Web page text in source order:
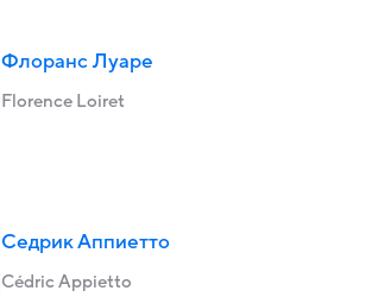
Флоранс Луаре
Florence Loiret
Седрик Аппиетто
Cédric Appietto